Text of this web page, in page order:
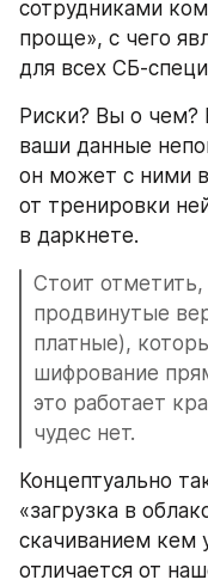
сотрудниками
проще», с чего
для всех СБ-
Риски? Вы о
ваши данные
он может с ними
от тренировки
в даркнете.
Стоит
продвинутые
платные),
шифрование
это работает
чудес нет.
Концептуально
«загрузка в
скачиванием кем
отличается от